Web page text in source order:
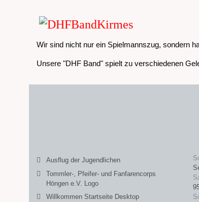
Wir sind nicht nur ein Spielmannszug, sondern
Unsere "DHF Band" spielt zu verschiedenen
Ausflug der Jugendlichen
Tommler-, Pfeifer- und Fanfarencorps
Höngen e.V. Logo
Willkommen Startseite Desktop